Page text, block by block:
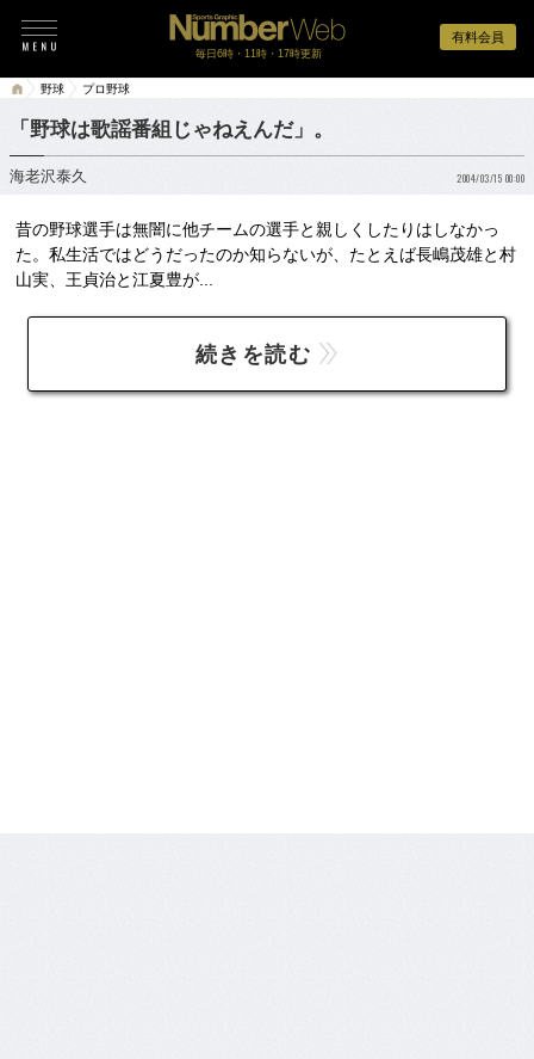
有料会員
毎日6時・11時・17時更新
野球 プロ野球
「野球は歌謡番組じゃねえんだ」。
海老沢泰久 2004/03/15 00:00
昔の野球選手は無闇に他チームの選手と親しくしたりはしなかっ
た。私生活ではどうだったのか知らないが、たとえば長嶋茂雄と村
山実、王貞治と江夏豊が...
続きを読む